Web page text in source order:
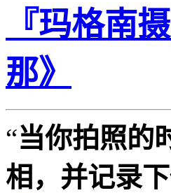
『玛格南
那》
“当你拍照的
相，并记录